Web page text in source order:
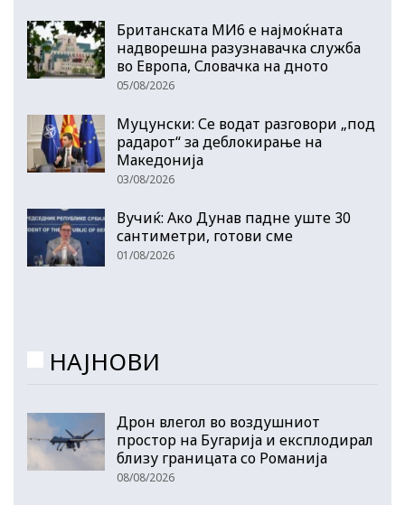
Британската МИ6 е најмоќната
надворешна разузнавачка служба
во Европа, Словачка на дното
05/08/2026
Муцунски: Се водат разговори „под
радарот“ за деблокирање на
Македонија
03/08/2026
Вучиќ: Ако Дунав падне уште 30
сантиметри, готови сме
01/08/2026
НАЈНОВИ
Дрон влегол во воздушниот
простор на Бугарија и експлодирал
близу границата со Романија
08/08/2026